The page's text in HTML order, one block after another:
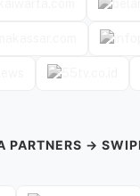
PARTNERS →